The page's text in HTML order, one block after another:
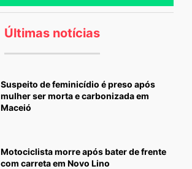
Últimas notícias
Suspeito de feminicídio é preso após
mulher ser morta e carbonizada em
Maceió
Motociclista morre após bater de frente
com carreta em Novo Lino